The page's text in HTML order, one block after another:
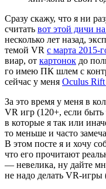
Сразу скажу, что я ни
считать вот этой дичи
несколько лет назад,
темой VR c марта 2015-
виар, от картонок до
го имею ПК шлем с
сейчас у меня Oculus Rift
За это время у меня в
VR игр (120+, если
в которые я так или
то меньше и часто
В этом посте я и хочу
что его прочитают
— невелика, ну дайте
не надо делать VR-игры